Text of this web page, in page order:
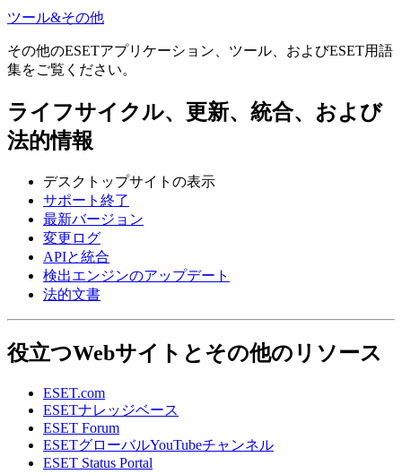
ツール&その他
その他のESETアプリケーション、ツール、およびESET用語
集をご覧ください。
ライフサイクル、更新、統合、および
法的情報
デスクトップサイトの表示
サポート終了
最新バージョン
変更ログ
APIと統合
検出エンジンのアップデート
法的文書
役立つWebサイトとその他のリソース
ESET.com
ESETナレッジベース
ESET Forum
ESETグローバルYouTubeチャンネル
ESET Status Portal